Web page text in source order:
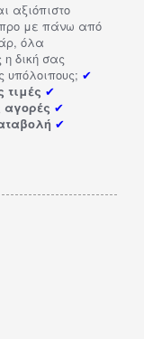
αξιόπιστο
με πάνω από
όλα
δική σας
υπόλοιπους; ✔
τιμές ✔
αγορές ✔
✔